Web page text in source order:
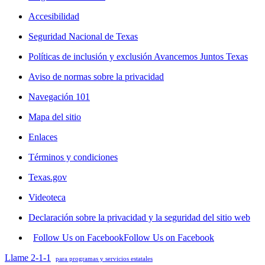
Accesibilidad
Seguridad Nacional de Texas
Políticas de inclusión y exclusión Avancemos Juntos Texas
Aviso de normas sobre la privacidad
Navegación 101
Mapa del sitio
Enlaces
Términos y condiciones
Texas.gov
Videoteca
Declaración sobre la privacidad y la seguridad del sitio web
Follow Us on FacebookFollow Us on Facebook
Llame 2-1-1
para programas y servicios estatales